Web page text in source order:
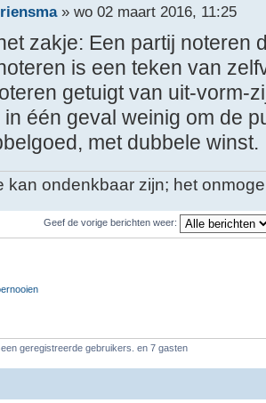
» wo 02 maart 2016, 11:25
zakje: Een partij noteren
is een teken van
getuigt van uit-vorm-
één geval weinig om de
met dubbele winst.
kan ondenkbaar zijn; het
Geef de vorige berichten weer:
geregistreerde gebruikers. en 7 gasten